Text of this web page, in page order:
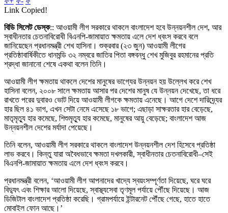
Link Copied!
বিডি সিলেট ডেস্ক:: আওয়ামী লীগ সরকারে থাকলে বাংলাদেশ হবে উন্নয়নশীল দেশ, আর
স্বাধীনতার চেতনাবিরোধী বিএনপি-জামায়াত ক্ষমতায় এলে দেশ ধ্বংস করবে বলে
জানিয়েছেন প্রধানমন্ত্রী শেখ হাসিনা। শুক্রবার (২৩ জুন) আওয়ামী লীগের
প্রতিষ্ঠাবার্ষিকীতে ধানমন্ডি ৩২ নম্বরে জাতির পিতা বঙ্গবন্ধু শেখ মুজিবুর রহমানের প্রতি
শ্রদ্ধা জানানো শেষে একথা বলেন তিনি।
আওয়ামী লীগ ক্ষমতায় থাকলে দেশের মানুষের ভাগ্যের উন্নয়ন হয় উল্লেখ করে শেখ
হাসিনা বলেন, ২০০৮ সালে ক্ষমতায় আসার পর দেশের মানুষ যে উন্নয়ন দেখেছে, তা ধরে
রাখতে পরের দুবারও ভোট দিয়ে আওয়ামী লীগকে ক্ষমতায় এনেছে। আগে দেশে দারিদ্র্যের
হার ছিল ৪১ ভাগ, এখন সেটা নেমে এসেছে ১৮ ভাগে; এছাড়া সাক্ষরতার হার বেড়েছে,
মাতৃমৃত্যু হার কমেছে, শিশুমৃত্যু হার কমেছে, মানুষের আয়ু বেড়েছে; বাংলাদেশ আজ
উন্নয়নশীল দেশের মর্যাদা পেয়েছে।
তিনি বলেন, আওয়ামী লীগ সরকারে থাকলে বাংলাদেশ উন্নয়নশীল দেশ হিসেবে প্রতিষ্ঠা
লাভ করবে। কিন্তু যারা অবৈধভাবে ক্ষমতা দখলকারী, স্বাধীনতার চেতনাবিরোধী–সেই
বিএনপি-জামায়াত ক্ষমতায় এলে দেশ ধ্বংস করবে।
প্রধানমন্ত্রী বলেন, ‘আওয়ামী লীগ আপনাদের খাদ্যে স্বয়ংসম্পূর্ণতা দিয়েছে, ঘরে ঘরে
বিদ্যুৎ এবং শিক্ষার আলো দিয়েছে, স্বাস্থ্যসেবা তৃণমূল পর্যায়ে পৌঁছে দিয়েছে। আজ
ডিজিটাল বাংলাদেশ প্রতিষ্ঠা করেছি। গ্রামপর্যায়ে ইন্টারনেট পৌঁছে গেছে, হাতে হাতে
মোবাইল ফোন আছে।’